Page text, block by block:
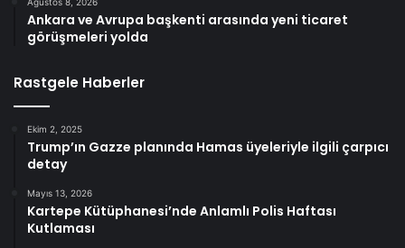
Ankara ve Avrupa başkenti arasında yeni ticaret
görüşmeleri yolda
Rastgele Haberler
Ekim 2, 2025
Trump’ın Gazze planında Hamas üyeleriyle ilgili çarpıcı
detay
Mayıs 13, 2026
Kartepe Kütüphanesi’nde Anlamlı Polis Haftası
Kutlaması